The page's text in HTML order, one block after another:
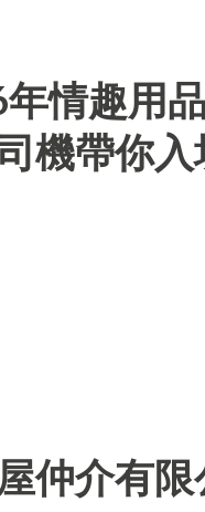
年情趣用
機帶你入
仲介有限